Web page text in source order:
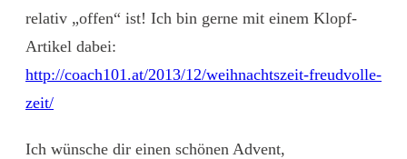
relativ „offen“ ist! Ich bin gerne mit einem Klopf-
Artikel dabei:
http://coach101.at/2013/12/weihnachtszeit-freudvolle-
zeit/
Ich wünsche dir einen schönen Advent,